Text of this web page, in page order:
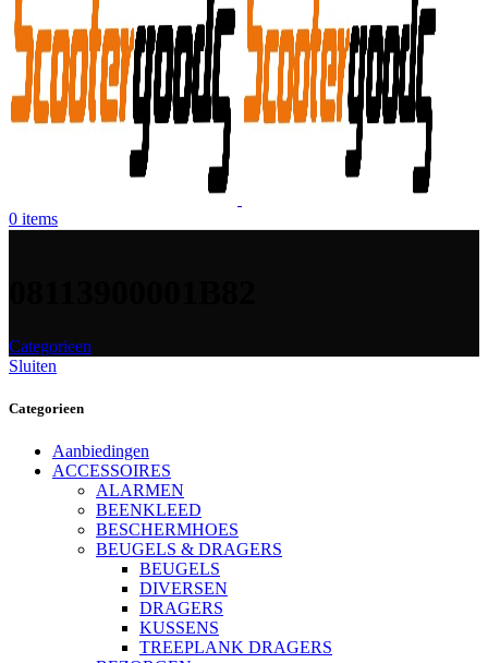
0 items
Categorieen
Sluiten
Categorieen
Aanbiedingen
ACCESSOIRES
ALARMEN
BEENKLEED
BESCHERMHOES
BEUGELS & DRAGERS
BEUGELS
DIVERSEN
DRAGERS
KUSSENS
TREEPLANK DRAGERS